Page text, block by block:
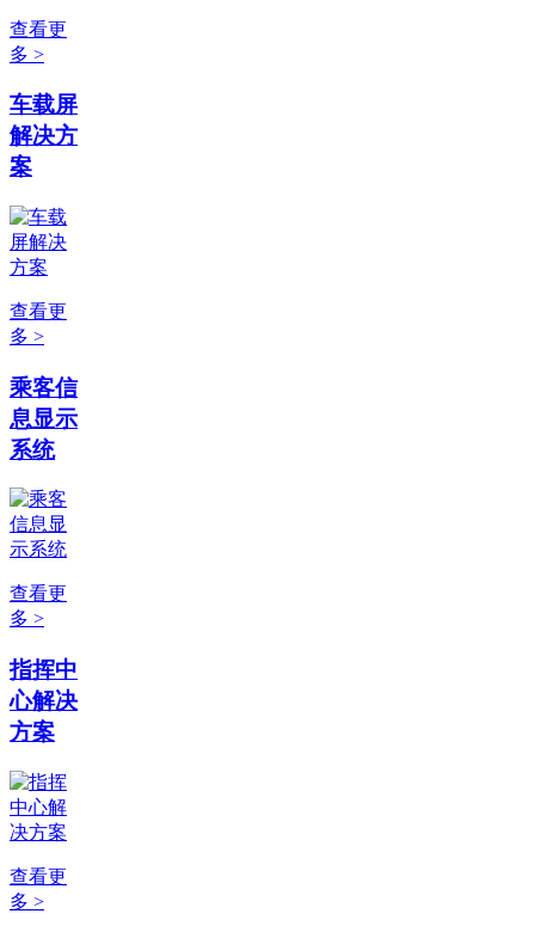
查看更
多 >
车载屏
解决方
案
查看更
多 >
乘客信
息显示
系统
查看更
多 >
指挥中
心解决
方案
查看更
多 >